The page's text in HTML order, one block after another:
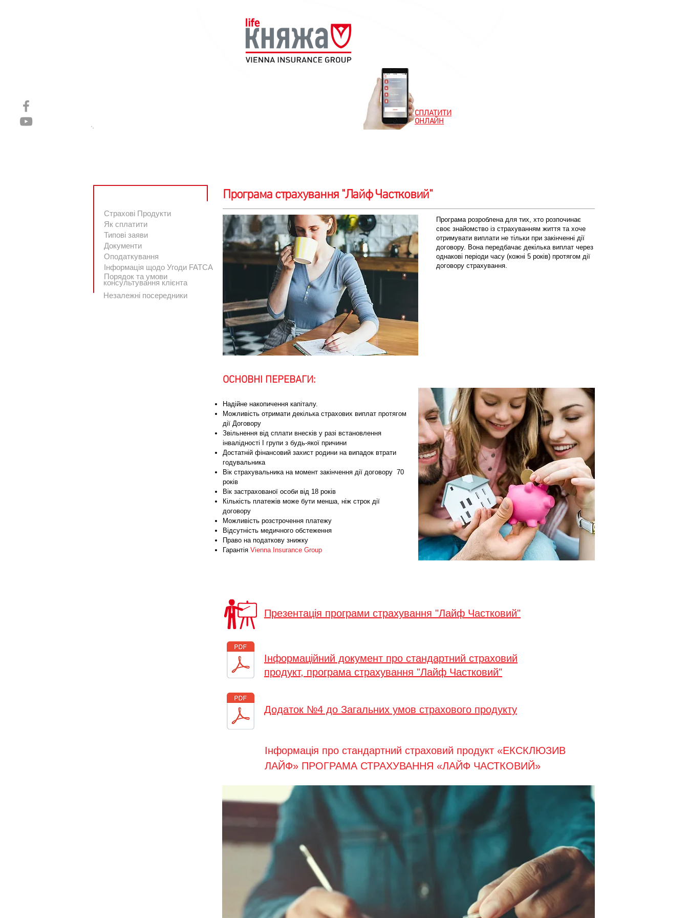
Типові заяви
Страхові Продукти
Як сплатити
Документи
Оподаткування
Інформація щодо Угоди FATCA
Порядок та умови
консультування клієнта
Незалежні посередники
Програма страхування "Лайф Частковий"
Програма розроблена для тих, хто розпочинає
своє знайомство із страхуванням життя та хоче
отримувати виплати не тільки при закінченні дії
договору. Вона передбачає декілька виплат через
однакові періоди часу (кожні 5 років) протягом дії
договору страхування.
ОСНОВНІ ПЕРЕВАГИ:
Надійне накопичення капіталу.
Можливість отримати декілька страхових виплат протягом
дії Договору
Звільнення від сплати внесків у разі встановлення
інвалідності І групи з будь-якої причини
Достатній фінансовий захист родини на випадок втрати
годувальника
Вік страхувальника на момент закінчення дії договору 70
років
Вік застрахованої особи від 18 років
Кількість платежів може бути менша, ніж строк дії
договору
Можливість розстрочення платежу
Відсутність медичного обстеження
Право на податкову знижку
Гарантія Vienna Insurance Group
Презентація програми страхування "Лайф Частковий"
Інформаційний документ про стандартний страховий
продукт, програма страхування "Лайф Частковий"
Додаток №4 до Загальних умов страхового продукту
Інформація про стандартний страховий продукт «ЕКСКЛЮЗИВ
ЛАЙФ» ПРОГРАМА СТРАХУВАННЯ «ЛАЙФ ЧАСТКОВИЙ»
СПЛАТИТИ
ОНЛАЙН